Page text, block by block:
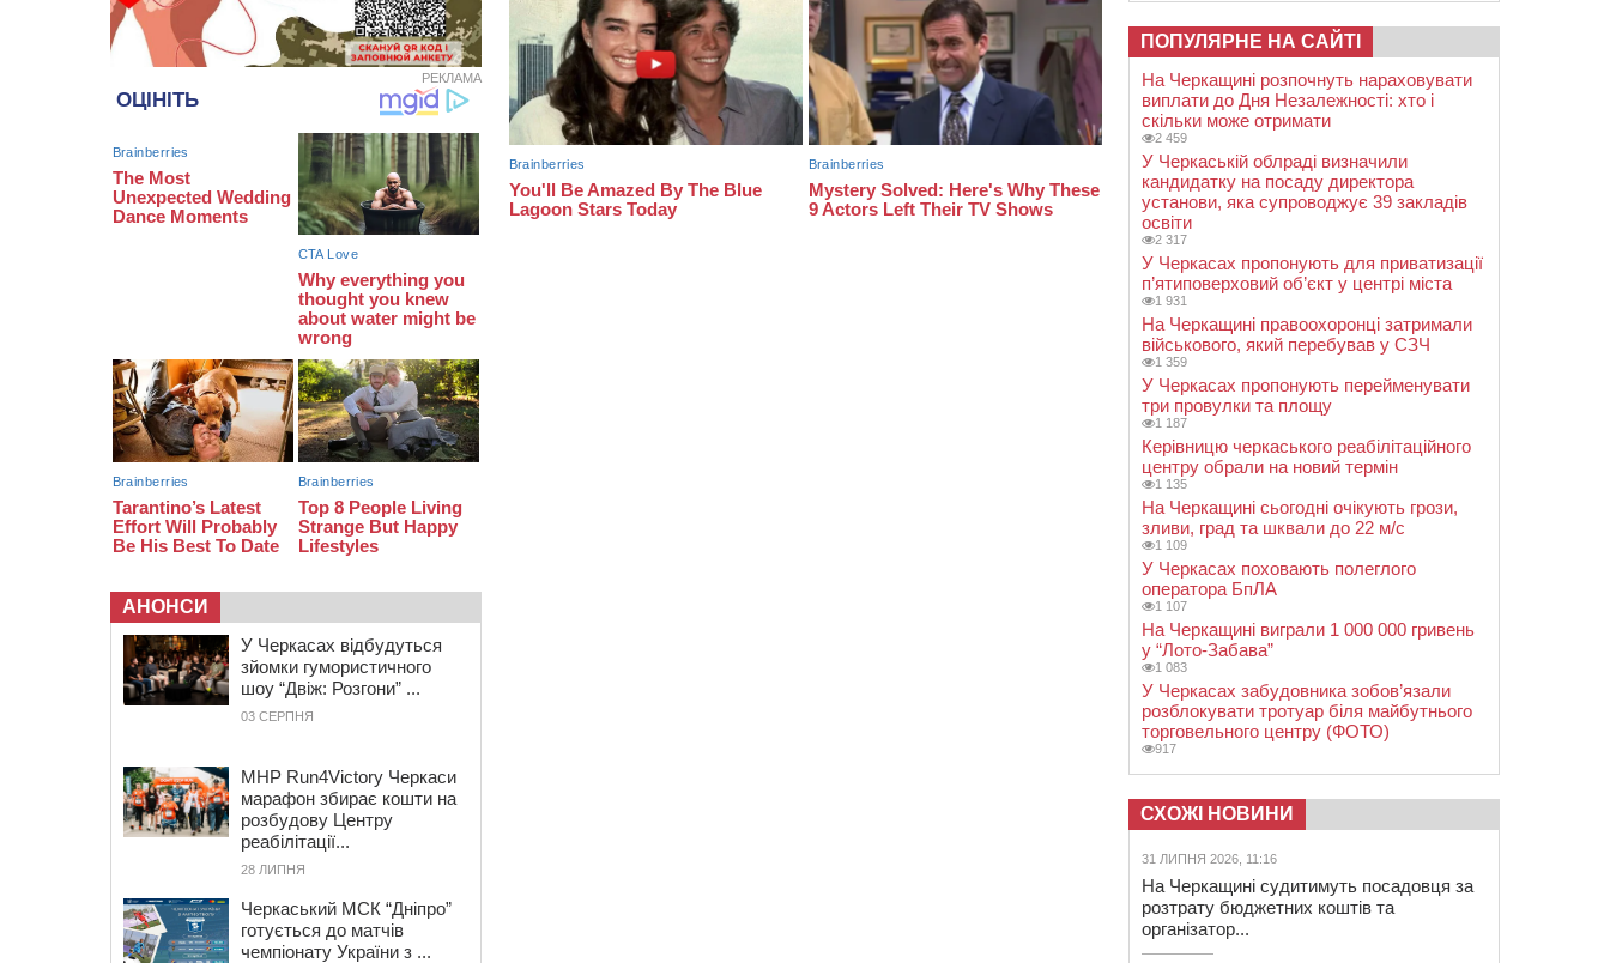
13:40
На Кам’янщині сталася масштабна
пожежа сміттєзвалища
На Черкащині сьогодні очікують
грози, зливи, град та шквали до 22
12:50 Внаслідок падіння вертольота
загинув 28-річний захисник зі
Сміли
дорогу водії двох ВАЗів
РЕКЛАМА
АНОНСИ
У Черкасах відбудуться
зйомки гумористичного
шоу “Двіж: Розгони” ...
03 СЕРПНЯ
MHP Run4Victory Черкаси
марафон збирає кошти на
розбудову Центру
реабілітації...
28 ЛИПНЯ
Черкаський МСК “Дніпро”
готується до матчів
чемпіонату України з ...
ПОПУЛЯРНЕ НА САЙТІ
На Черкащині розпочнуть нараховувати
виплати до Дня Незалежності: хто і
скільки може отримати
2 459
У Черкаській облраді визначили
кандидатку на посаду директора
установи, яка супроводжує 39 закладів
освіти
2 317
У Черкасах пропонують для приватизації
п’ятиповерховий об’єкт у центрі міста
1 931
На Черкащині правоохоронці затримали
військового, який перебував у СЗЧ
1 359
У Черкасах пропонують перейменувати
три провулки та площу
1 187
Керівницю черкаського реабілітаційного
центру обрали на новий термін
1 135
На Черкащині сьогодні очікують грози,
зливи, град та шквали до 22 м/с
1 109
У Черкасах поховають полеглого
оператора БпЛА
1 107
На Черкащині виграли 1 000 000 гривень
у “Лото-Забава”
1 083
У Черкасах забудовника зобов’язали
розблокувати тротуар біля майбутнього
торговельного центру (ФОТО)
917
СХОЖІ НОВИНИ
31 ЛИПНЯ 2026, 11:16
На Черкащині судитимуть посадовця за
розтрату бюджетних коштів та
організатор...